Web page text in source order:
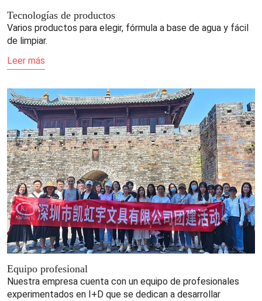
Tecnologías de productos
Varios productos para elegir, fórmula a base de agua y fácil
de limpiar.
Leer más
Equipo profesional
Nuestra empresa cuenta con un equipo de profesionales
experimentados en I+D que se dedican a desarrollar